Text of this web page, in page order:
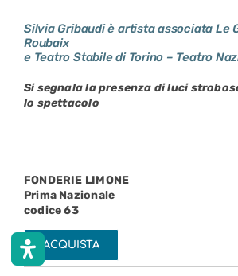
Silvia Gribaudi è artista associata Le
Roubaix
e Teatro Stabile di Torino – Teatro
Si segnala la presenza di luci
lo spettacolo
FONDERIE LIMONE
Prima Nazionale
codice 63
ACQUISTA